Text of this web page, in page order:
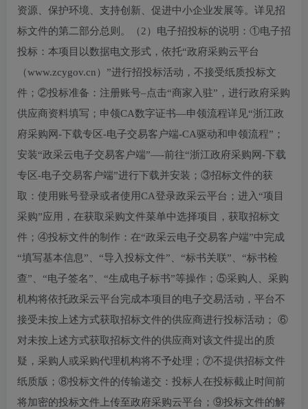
资源、保护环境、支持创新、促进中小企业发展等。详见招
标文件的第二部分总则。（2）电子招投标的说明：①电子招
投标：本项目以数据电文形式，依托“政府采购云平台
（www.zcygov.cn）”进行招投标活动，不接受纸质投标文
件；②投标准备：注册账号–点击“商家入驻”，进行政府采购
供应商资料填写；申领CA数字证书—申领流程详见“浙江政
府采购网-下载专区-电子交易客户端-CA驱动和申领流程”；
安装“政采云电子交易客户端”—-前往“浙江政府采购网-下载
专区-电子交易客户端”进行下载并安装；③招标文件的获
取：使用账号登录或者使用CA登录政采云平台；进入“项目
采购”应用，在获取采购文件菜单中选择项目，获取招标文
件；④投标文件的制作：在“政采云电子交易客户端”中完成
“填写基本信息”、“导入投标文件”、“标书关联”、“标书检
查”、“电子签名”、“生成电子标书”等操作；⑤采购人、采购
机构将依托政采云平台完成本项目的电子交易活动，平台不
接受未按上述方式获取招标文件的供应商进行投标活动； ⑥
对未按上述方式获取招标文件的供应商对该文件提出的质
疑，采购人或采购代理机构将不予处理；⑦不提供招标文件
纸质版；⑧投标文件的传输递交：投标人在投标截止时间前
将加密的投标文件上传至政府采购云平台；⑨投标文件的解